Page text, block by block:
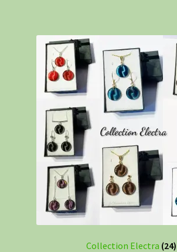
Collection Electra (24)